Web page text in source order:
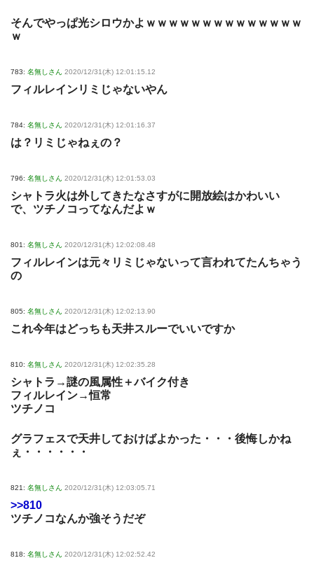
そんでやっぱ光シロウかよｗｗｗｗｗｗｗｗｗｗｗｗｗｗ
ｗ
783: 名無しさん 2020/12/31(木) 12:01:15.12
フィルレインリミじゃないやん
784: 名無しさん 2020/12/31(木) 12:01:16.37
は？リミじゃねぇの？
796: 名無しさん 2020/12/31(木) 12:01:53.03
シャトラ火は外してきたなさすがに開放絵はかわいい
で、ツチノコってなんだよｗ
801: 名無しさん 2020/12/31(木) 12:02:08.48
フィルレインは元々リミじゃないって言われてたんちゃう
の
805: 名無しさん 2020/12/31(木) 12:02:13.90
これ今年はどっちも天井スルーでいいですか
810: 名無しさん 2020/12/31(木) 12:02:35.28
シャトラ→謎の風属性＋バイク付き
フィルレイン→恒常
ツチノコ
グラフェスで天井しておけばよかった・・・後悔しかね
ぇ・・・・・・
821: 名無しさん 2020/12/31(木) 12:03:05.71
>>810
ツチノコなんか強そうだぞ
818: 名無しさん 2020/12/31(木) 12:02:52.42